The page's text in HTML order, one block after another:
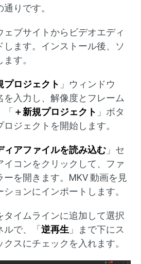
りです。
ェブサイトからビデオエディ
します。インストール後、ソ
す。
プロジェクト 」ウィンドウ
を入力し、解像度とフレーム
「 ＋新規プロジェクト 」ボタ
ジェクトを開始します。
ィアファイルを読み込む 」セ
イコンをクリックして、ファ
ーを開きます。MKV 動画を見
ョンにインポートします。
タイムラインに追加して選択
ルで、「逆再生 」まで下にス
スにチェックを入れます。